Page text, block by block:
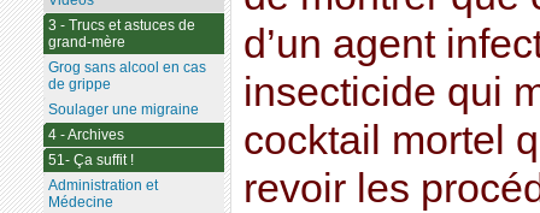
d’un agent
insecticide qui
cocktail mortel
revoir les
3 - Trucs et astuces de
grand-mère
Grog sans alcool en cas
de grippe
Soulager une migraine
4 - Archives
51- Ça suffit !
Administration et
Médecine